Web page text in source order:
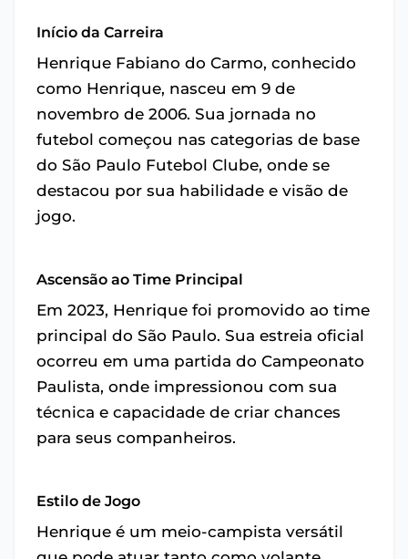
Início da Carreira
Henrique Fabiano do Carmo, conhecido
como Henrique, nasceu em 9 de
novembro de 2006. Sua jornada no
futebol começou nas categorias de base
do São Paulo Futebol Clube, onde se
destacou por sua habilidade e visão de
jogo.
Ascensão ao Time Principal
Em 2023, Henrique foi promovido ao time
principal do São Paulo. Sua estreia oficial
ocorreu em uma partida do Campeonato
Paulista, onde impressionou com sua
técnica e capacidade de criar chances
para seus companheiros.
Estilo de Jogo
Henrique é um meio-campista versátil